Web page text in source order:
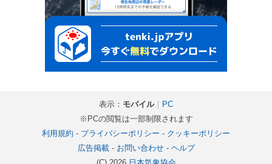
表示： モバイル｜ PC
※PCの閲覧は一部制限されます
利用規約 - プライバシーポリシー - クッキーポリシー
広告掲載- お問い合わせ- ヘルプ